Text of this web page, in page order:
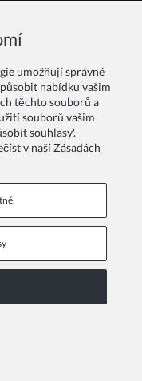
umožňují správné
nabídku vašim
těchto souborů a
souborů vašim
souhlasy'.
v naší Zásadách